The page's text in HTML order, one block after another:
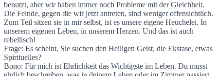
benutzt, aber wir haben immer noch Probleme mit der Gleichheit.
Die Feinde, gegen die wir jetzt antreten, sind weniger offensichtlich.
Zum Teil sitzen sie in mir selbst, ist es unsere eigene Heuchelei. In
unserem eigenen Leben, in unserem Herzen. Und das ist auch
rebellisch!
Frage: Es scheint, Sie suchen den Heiligen Geist, die Ekstase, etwas
Spirituelles?
Bono: Für mich ist Ehrlichkeit das Wichtigste im Leben. Du musst